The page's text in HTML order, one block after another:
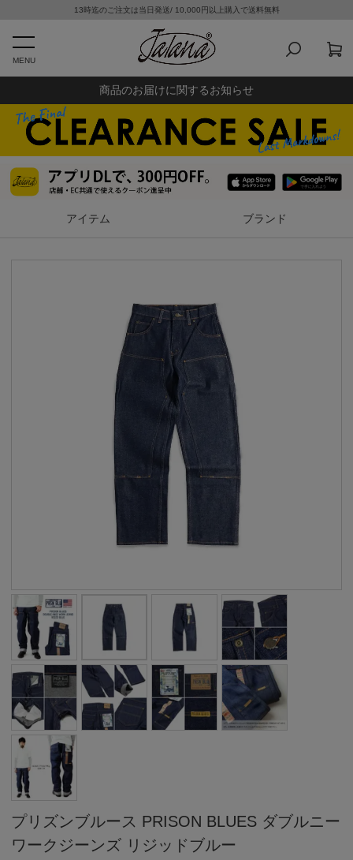
13時迄のご注文は当日発送/ 10,000円以上購入で送料無料
MENU
商品のお届けに関するお知らせ
アイテム ブランド
プリズンブルース PRISON BLUES ダブルニー
ワークジーンズ リジッドブルー